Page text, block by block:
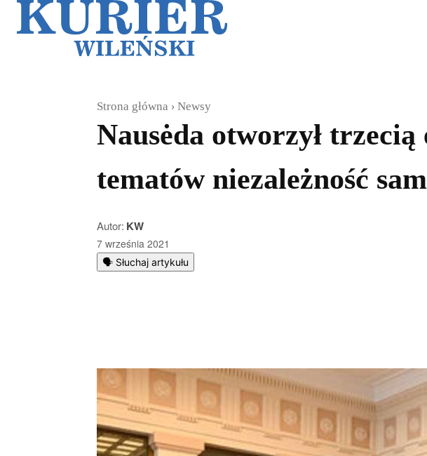
Strona główna Newsy
Nausėda otworzył
tematów niezależność
Autor: KW
7 września 2021
🗣️ Słuchaj artykułu